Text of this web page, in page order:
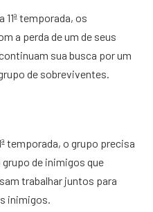
temporada, os
a perda de um de seus
sua busca por um
de sobreviventes.
temporada, o grupo precisa
de inimigos que
trabalhar juntos para
inimigos.